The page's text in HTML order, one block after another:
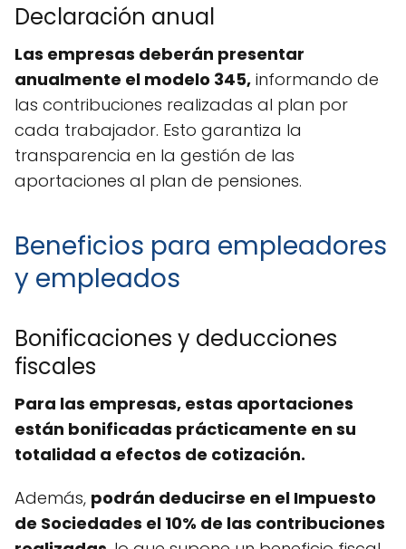
Declaración anual
Las empresas deberán presentar
anualmente el modelo 345, informando de
las contribuciones realizadas al plan por
cada trabajador. Esto garantiza la
transparencia en la gestión de las
aportaciones al plan de pensiones.
Beneficios para empleadores
y empleados
Bonificaciones y deducciones
fiscales
Para las empresas, estas aportaciones
están bonificadas prácticamente en su
totalidad a efectos de cotización.
Además, podrán deducirse en el Impuesto
de Sociedades el 10% de las contribuciones